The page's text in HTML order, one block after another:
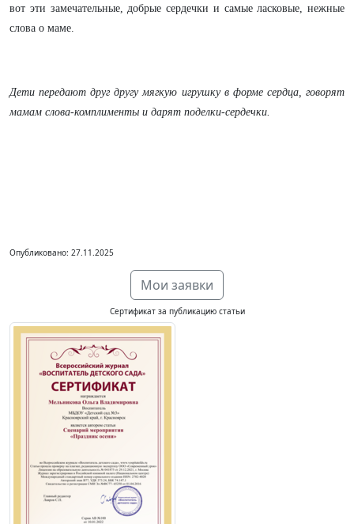
вот эти замечательные, добрые сердечки и самые ласковые, нежные
слова о маме.
Дети передают друг другу мягкую игрушку в форме сердца, говорят
мамам слова-комплименты и дарят поделки-сердечки.
Опубликовано: 27.11.2025
Мои заявки
Сертификат за публикацию статьи